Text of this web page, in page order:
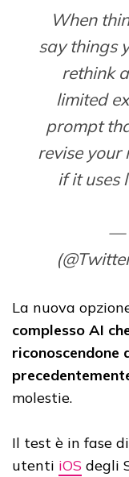
When
say things
rethink
limited
prompt
revise your
if it uses
—
La nuova
complesso AI
molestie.
Il test è in fase
utenti iOS degli